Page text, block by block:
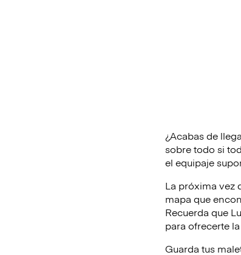
¿Acabas de
sobre todo si
el equipaje
La próxima vez
mapa que
Recuerda que
para ofrecerte
Guarda tus